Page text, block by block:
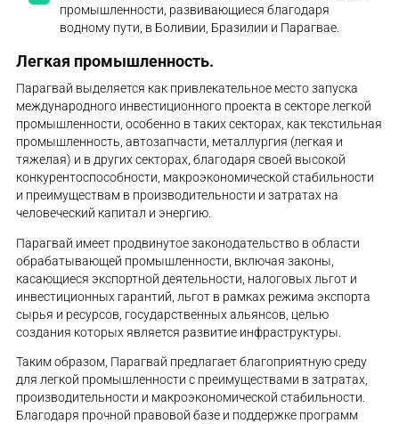
промышленности, развивающиеся благодаря
водному пути, в Боливии, Бразилии и Парагвае.
Легкая промышленность.
Парагвай выделяется как привлекательное место запуска
международного инвестиционного проекта в секторе легкой
промышленности, особенно в таких секторах, как текстильная
промышленность, автозапчасти, металлургия (легкая и
тяжелая) и в других секторах, благодаря своей высокой
конкурентоспособности, макроэкономической стабильности
и преимуществам в производительности и затратах на
человеческий капитал и энергию.
Парагвай имеет продвинутое законодательство в области
обрабатывающей промышленности, включая законы,
касающиеся экспортной деятельности, налоговых льгот и
инвестиционных гарантий, льгот в рамках режима экспорта
сырья и ресурсов, государственных альянсов, целью
создания которых является развитие инфраструктуры.
Таким образом, Парагвай предлагает благоприятную среду
для легкой промышленности с преимуществами в затратах,
производительности и макроэкономической стабильности.
Благодаря прочной правовой базе и поддержке программ